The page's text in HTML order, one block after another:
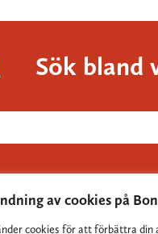
av cookies på
cookies för att förbättra din
Sök bland